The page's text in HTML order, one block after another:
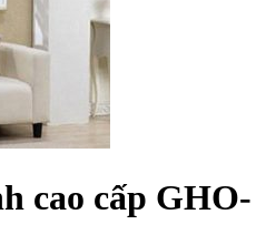
cao cấp GHO-